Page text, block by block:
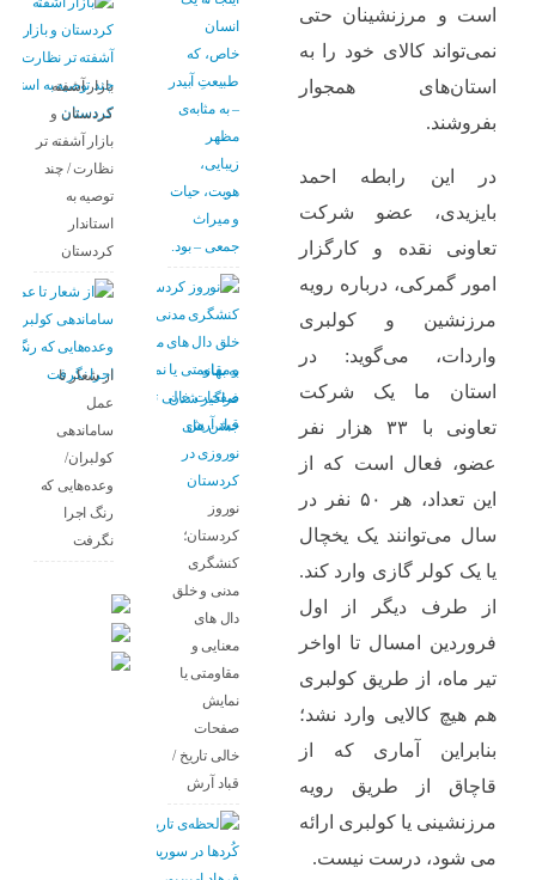
است و مرزنشینان حتی
نمی‌تواند کالای خود را به
استان‌های همجوار
بفروشند.
در این رابطه احمد
بایزیدی، عضو شرکت
تعاونی نقده و کارگزار
امور گمرکی، درباره رویه
مرزنشین و کولبری
واردات، می‌گوید: در
استان ما یک شرکت
تعاونی با ۳۳ هزار نفر
عضو، فعال است که از
این تعداد، هر ۵۰ نفر در
سال می‌توانند یک یخچال
یا یک کولر گازی وارد کند.
از طرف دیگر از اول
فروردین امسال تا اواخر
تیر ماه، از طریق کولبری
هم هیچ کالایی وارد نشد؛
بنابراین آماری که از
قاچاق از طریق رویه
مرزنشینی یا کولبری ارائه
می شود، درست نیست.
انسان
خاص، که
طبیعتِ آبیدر
– به مثابه‌ی
مظهر
زیبایی،
هویت، حیات
و میراث
جمعی – بود.
به بهانه
فراگیر شدن
جشن های
نوروزی در
کردستان
نوروز
کردستان؛
کنشگری
مدنی و خلق
دال های
معنایی و
مقاومتی یا
نمایش
صفحات
خالی تاریخ /
قباد آرش
بازار آشفته
کردستان و
بازار آشفته­ تر
نظارت / چند
توصیه به
استاندار
کردستان
از شعار تا
عمل
ساماندهی
کولبران/
وعده‌هایی که
رنگ اجرا
نگرفت